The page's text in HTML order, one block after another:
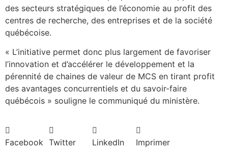
des secteurs stratégiques de l’économie au profit des
centres de recherche, des entreprises et de la société
québécoise.
« L’initiative permet donc plus largement de favoriser
l’innovation et d’accélérer le développement et la
pérennité de chaines de valeur de MCS en tirant profit
des avantages concurrentiels et du savoir-faire
québécois » souligne le communiqué du ministère.
Facebook Twitter LinkedIn Imprimer